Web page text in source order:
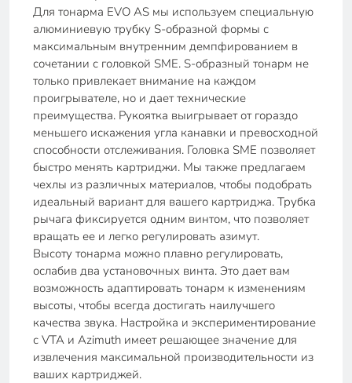
Для тонарма EVO AS мы используем специальную
алюминиевую трубку S-образной формы с
максимальным внутренним демпфированием в
сочетании с головкой SME. S-образный тонарм не
только привлекает внимание на каждом
проигрывателе, но и дает технические
преимущества. Рукоятка выигрывает от гораздо
меньшего искажения угла канавки и превосходной
способности отслеживания. Головка SME позволяет
быстро менять картриджи. Мы также предлагаем
чехлы из различных материалов, чтобы подобрать
идеальный вариант для вашего картриджа. Трубка
рычага фиксируется одним винтом, что позволяет
вращать ее и легко регулировать азимут.
Высоту тонарма можно плавно регулировать,
ослабив два установочных винта. Это дает вам
возможность адаптировать тонарм к изменениям
высоты, чтобы всегда достигать наилучшего
качества звука. Настройка и экспериментирование
с VTA и Azimuth имеет решающее значение для
извлечения максимальной производительности из
ваших картриджей.